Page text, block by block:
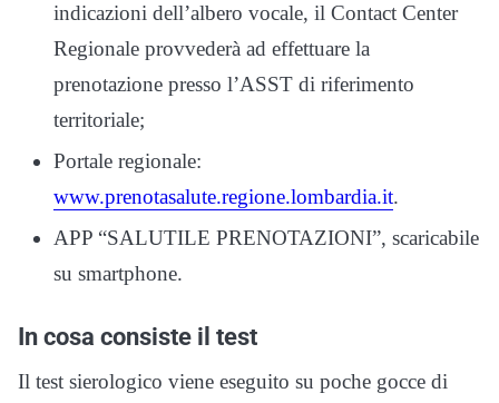
indicazioni dell’albero vocale, il Contact Center
Regionale provvederà ad effettuare la
prenotazione presso l’ASST di riferimento
territoriale;
Portale regionale:
www.prenotasalute.regione.lombardia.it.
APP “SALUTILE PRENOTAZIONI”, scaricabile
su smartphone.
In cosa consiste il test
Il test sierologico viene eseguito su poche gocce di